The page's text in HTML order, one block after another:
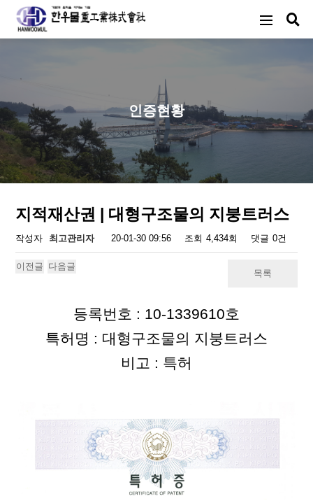
인증현황
지적재산권 | 대형구조물의 지붕트러스
페이지 정보
작성자 최고관리자 20-01-30 09:56 조회 4,434회 댓글 0건
이전글 다음글
목록
등록번호 : 10-1339610호
특허명 : 대형구조물의 지붕트러스
비고 : 특허